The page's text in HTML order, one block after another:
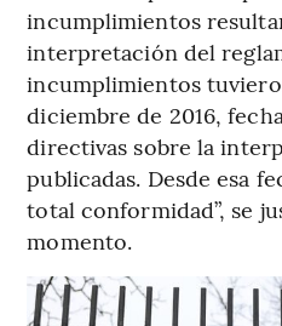
incumplimientos
interpretación del
incumplimientos
diciembre de 2016,
directivas sobre la
publicadas. Desde esa
total conformidad”, se
momento.